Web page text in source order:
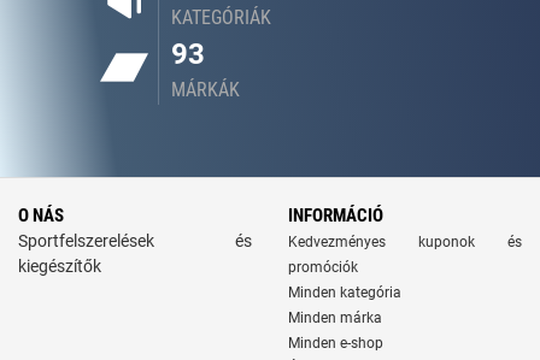
KATEGÓRIÁK
93
MÁRKÁK
O NÁS
Sportfelszerelések és
kiegészítők
INFORMÁCIÓ
Kedvezményes kuponok és
promóciók
Minden kategória
Minden márka
Minden e-shop